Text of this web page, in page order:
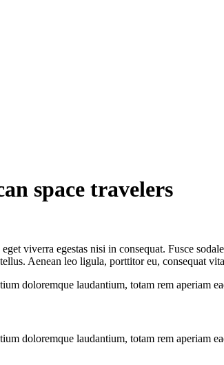
space travelers
viverra egestas nisi in consequat. Fusce
Aenean leo ligula, porttitor eu, consequat
doloremque laudantium, totam rem aperiam
doloremque laudantium, totam rem aperiam